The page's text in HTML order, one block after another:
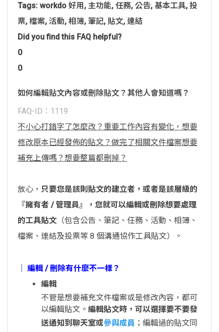
Tags: workdo 好用, 主功能, 任務, 公告, 基本工具, 投
票, 檔案, 活動, 相簿, 筆記, 貼文, 連結
Did you find this FAQ helpful?
0
0
如何編輯貼文內容或刪除貼文？其他人會知道嗎？
FAQ-ID：1119
不小心打錯字了怎麼改？重要工作內容有變化，想要
修改原本已經發佈的貼文？做完了相關文件檔案想要
補充上傳嗎？想要整篇都刪掉？
放心， 只要您是該則貼文的建立者，或者是該層級的
『擁有者 / 管理員』，您就可以編輯或刪除想要處理
的工具貼文 （包含公告、筆記、任務、活動、相簿、
檔案、連結及投票等 8 個溝通協作工具貼文）。
│ 編輯 / 刪除有什麼不一樣？
編輯
不管是想要補充文件檔案或是修改內容，都可
以編輯貼文。 編輯貼文時，可以選擇要不要發
送通知到聊天室或參與成員 ；編輯過的貼文同